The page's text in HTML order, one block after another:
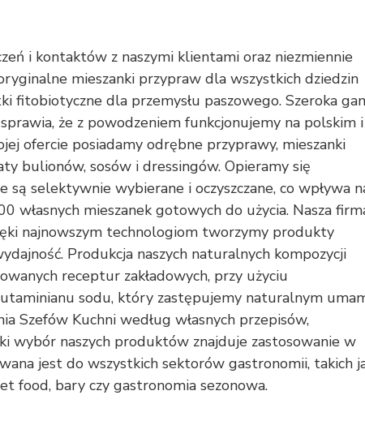
i kontaktów z naszymi klientami oraz niezmiennie
mieszanki przypraw dla wszystkich dziedzin
fitobiotyczne dla przemysłu paszowego. Szeroka
że z powodzeniem funkcjonujemy na polskim i
ofercie posiadamy odrębne przyprawy, mieszanki
bulionów, sosów i dressingów. Opieramy się
są selektywnie wybierane i oczyszczane, co wpływa
własnych mieszanek gotowych do użycia. Nasza
najnowszym technologiom tworzymy produkty
Produkcja naszych naturalnych kompozycji
receptur zakładowych, przy użyciu
sodu, który zastępujemy naturalnym
Szefów Kuchni według własnych przepisów,
wybór naszych produktów znajduje zastosowanie w
jest do wszystkich sektorów gastronomii, takich
food, bary czy gastronomia sezonowa.